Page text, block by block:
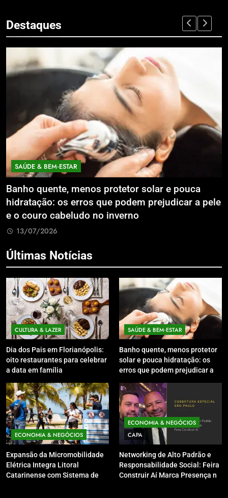
Destaques
SAÚDE & BEM‑ESTAR
Banho quente, menos protetor solar e pouca
hidratação: os erros que podem prejudicar a pele
e o couro cabeludo no inverno
13/07/2026
Últimas Notícias
CULTURA & LAZER
Dia dos Pais em Florianópolis:
oito restaurantes para celebrar
a data em família
SAÚDE & BEM‑ESTAR
Banho quente, menos protetor
solar e pouca hidratação: os
erros que podem prejudicar a
inverno
ECONOMIA & NEGÓCIOS
Expansão da Micromobilidade
Elétrica Integra Litoral
Catarinense com Sistema de
ECONOMIA & NEGÓCIOS
CAPA
Networking de Alto Padrão e
Responsabilidade Social: Feira
Construir Aí Marca Presença no